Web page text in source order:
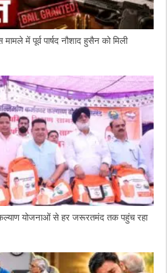
में पूर्व पार्षद नौशाद हुसैन को मिली
योजनाओं से हर जरूरतमंद तक पहुंच रहा